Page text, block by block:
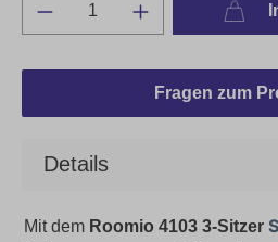
Fragen zum
Details
Mit dem Roomio 4103 3-Sitzer